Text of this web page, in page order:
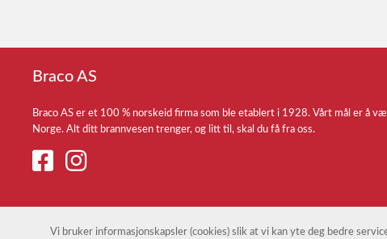
Braco AS
Braco AS er et 100 % norskeid firma som ble etablert i 1928. Vårt mål er å
Norge. Alt ditt brannvesen trenger, og litt til, skal du få fra oss.
Vi bruker informasjonskapsler (cookies) slik at vi kan yte deg bedre